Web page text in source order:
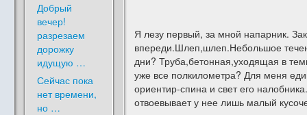
Добрый
вечер!
разрезаем
дорожку
идущую …
Сейчас пока
нет времени,
но …
Я лезу первый, за мной напарник.
впереди.Шлеп,шлеп.Небольшое
дни? Труба,бетонная,уходящая в
уже все полкилометра? Для меня
ориентир-спина и свет его
отвоевывает у нее лишь малый